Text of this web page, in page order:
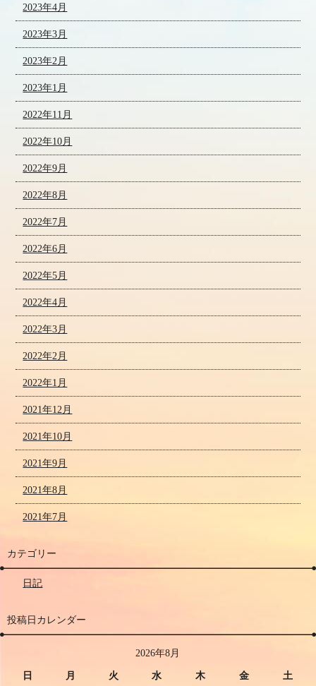
2023年4月
2023年3月
2023年2月
2023年1月
2022年11月
2022年10月
2022年9月
2022年8月
2022年7月
2022年6月
2022年5月
2022年4月
2022年3月
2022年2月
2022年1月
2021年12月
2021年10月
2021年9月
2021年8月
2021年7月
カテゴリー
日記
投稿日カレンダー
2026年8月
日 月 火 水 木 金 土